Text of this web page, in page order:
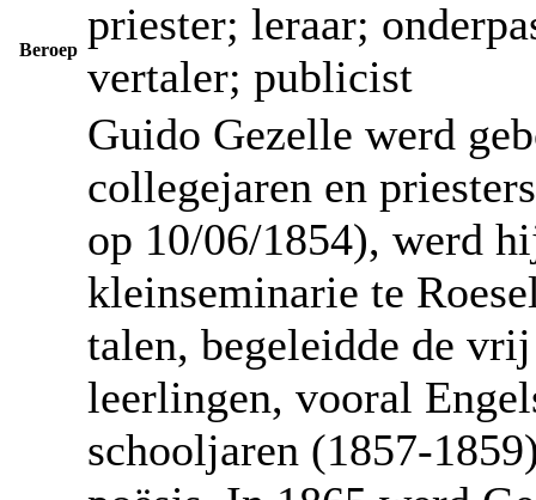
Beroep
priester; leraar;
vertaler; publicist
Guido Gezelle werd
collegejaren en
op 10/06/1854), werd
kleinseminarie te
talen, begeleidde de
leerlingen, vooral
schooljaren (1857-